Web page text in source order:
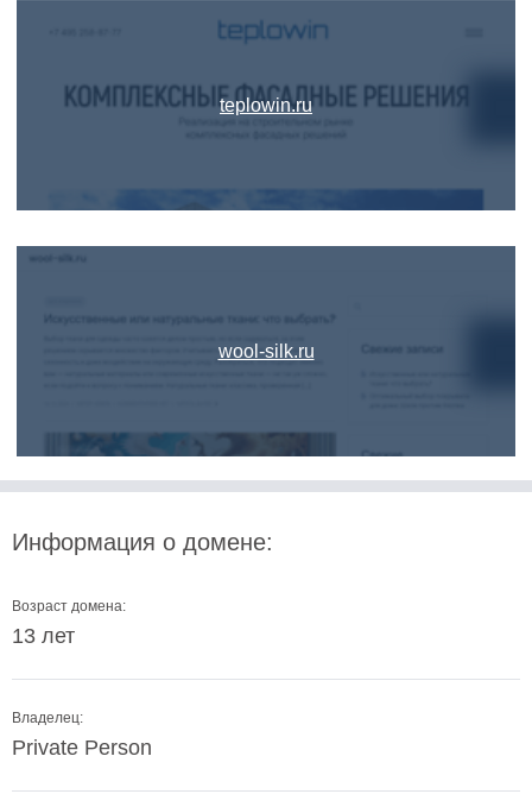
teplowin.ru
wool-silk.ru
Информация о домене:
Возраст домена:
13 лет
Владелец:
Private Person